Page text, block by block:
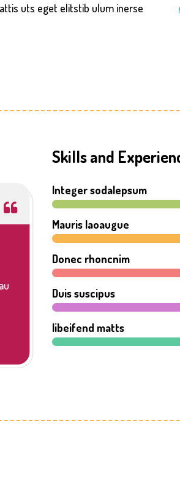
uts eget elitstib ulum inerse
Accompagner les
En sensibilisant et formant
des besoins,
Par un soutien
Skills and
Integer sodalepsum
Mauris laoaugue
Donec rhoncnim
Duis suscipus
libeifend matts